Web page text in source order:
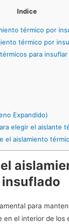
Indice
térmico por
térmico por
para insuflar
Expandido)
elegir el aislante
el aislamiento
para
en el interior de los